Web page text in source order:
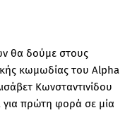
θα δούμε στους
κωμωδίας του Alpha
Κωνσταντινίδου
για πρώτη φορά σε μία